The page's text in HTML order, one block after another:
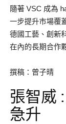
隨著 VSC 成為
一步提升市場覆
德國工藝、創新
在內的長期合作
撰稿：曾子晴
張智威
急升